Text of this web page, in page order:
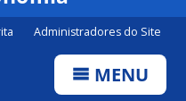
Administradores do Site
MENU